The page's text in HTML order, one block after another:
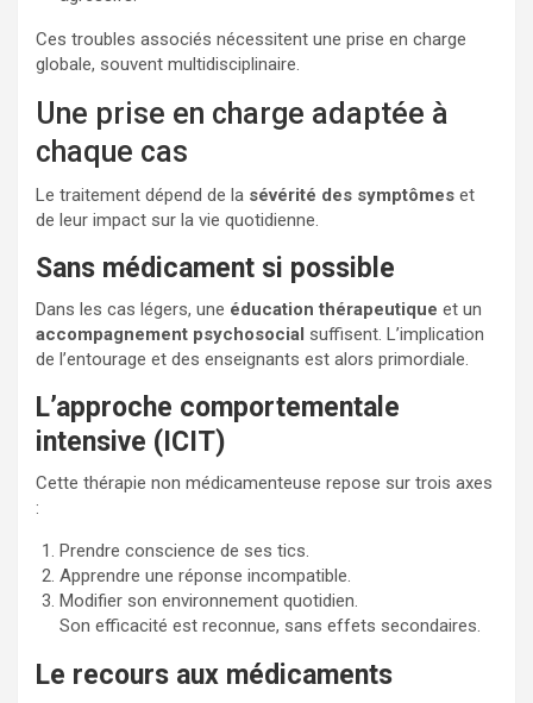
Ces troubles associés nécessitent une prise en charge
globale, souvent multidisciplinaire.
Une prise en charge adaptée à
chaque cas
Le traitement dépend de la sévérité des symptômes et
de leur impact sur la vie quotidienne.
Sans médicament si possible
Dans les cas légers, une éducation thérapeutique et un
accompagnement psychosocial suffisent. L’implication
de l’entourage et des enseignants est alors primordiale.
L’approche comportementale
intensive (ICIT)
Cette thérapie non médicamenteuse repose sur trois axes
:
Prendre conscience de ses tics.
Apprendre une réponse incompatible.
Modifier son environnement quotidien.
Son efficacité est reconnue, sans effets secondaires.
Le recours aux médicaments